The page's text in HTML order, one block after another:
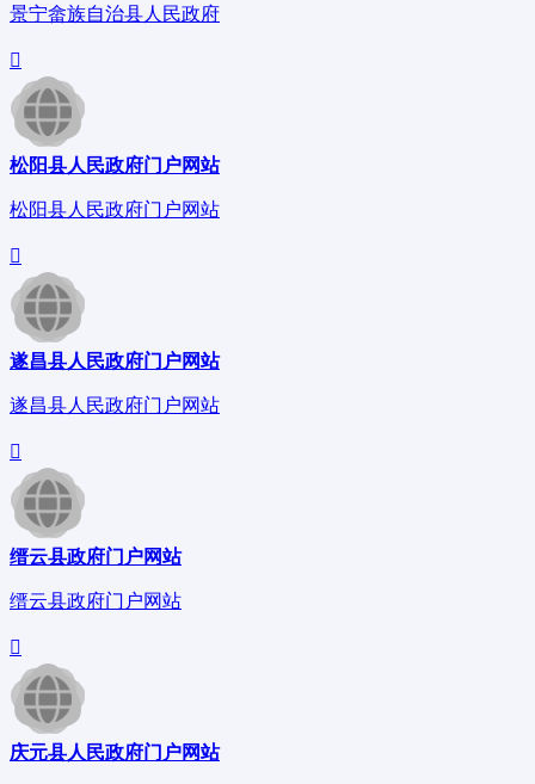
景宁畲族自治县人民政府
松阳县人民政府门户网站
松阳县人民政府门户网站
遂昌县人民政府门户网站
遂昌县人民政府门户网站
缙云县政府门户网站
缙云县政府门户网站
庆元县人民政府门户网站